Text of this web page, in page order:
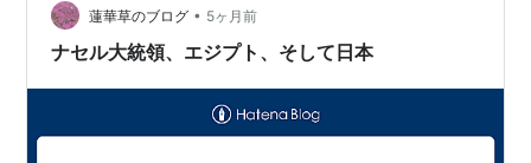
の外交路線 「反共・反米・自衛独立」を掲げる政治団体
「自衛同盟」を結成し、武装中立による日本の独立を主
蓮華草のブログ • 5ヶ月前
ナセル大統領、エジプト、そして日本